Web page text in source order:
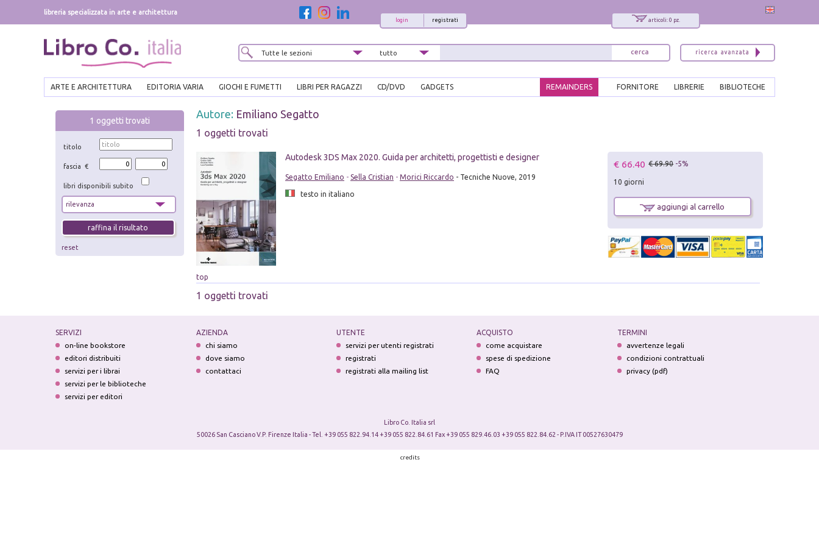
libreria specializzata in arte e architettura
articoli: 0 pz.
registrati
login
ARTE E ARCHITETTURA EDITORIA VARIA GIOCHI E FUMETTI LIBRI PER RAGAZZI CD/DVD GADGETS BIBLIOTECHE
LIBRERIE
FORNITORE
REMAINDERS
1 oggetti trovati
titolo
fascia €
libri disponibili subito
reset
Autore: Emiliano Segatto
1 oggetti trovati
Autodesk 3DS Max 2020. Guida per architetti, progettisti e designer
Segatto Emiliano - Sella Cristian - Morici Riccardo - Tecniche Nuove, 2019
testo in italiano
€ 66.40 € 69.90 -5%
10 giorni
aggiungi al carrello
top
1 oggetti trovati
SERVIZI
on-line bookstore
editori distribuiti
servizi per i librai
servizi per le biblioteche
servizi per editori
AZIENDA
chi siamo
dove siamo
contattaci
UTENTE
servizi per utenti registrati
registrati
registrati alla mailing list
ACQUISTO
come acquistare
spese di spedizione
FAQ
TERMINI
avvertenze legali
condizioni contrattuali
privacy (pdf)
Libro Co. Italia srl
50026 San Casciano V.P. Firenze Italia - Tel. +39 055 822.94.14 +39 055 822.84.61 Fax +39 055 829.46.03 +39 055 822.84.62 - P.IVA IT 00527630479
credits